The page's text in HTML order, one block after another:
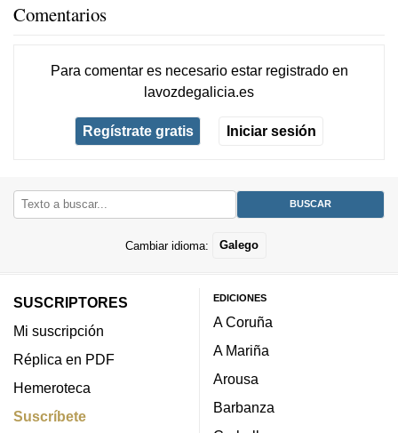
Comentarios
Para comentar es necesario estar registradoen
lavozdegalicia.es
Regístrate gratis Iniciar sesión
Cambiar idioma: Galego
SUSCRIPTORES
Mi suscripción
Réplica en PDF
Hemeroteca
Suscríbete
EDICIONES
A Coruña
A Mariña
Arousa
Barbanza